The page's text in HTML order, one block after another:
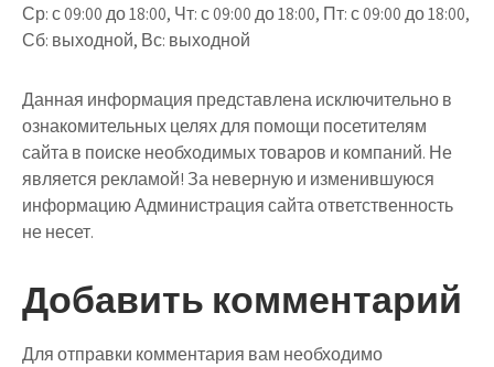
Ср: с 09:00 до 18:00, Чт: с 09:00 до 18:00, Пт: с 09:00 до 18:00,
Сб: выходной, Вс: выходной
Данная информация представлена исключительно в
ознакомительных целях для помощи посетителям
сайта в поиске необходимых товаров и компаний. Не
является рекламой! За неверную и изменившуюся
информацию Администрация сайта ответственность
не несет.
Добавить комментарий
Для отправки комментария вам необходимо